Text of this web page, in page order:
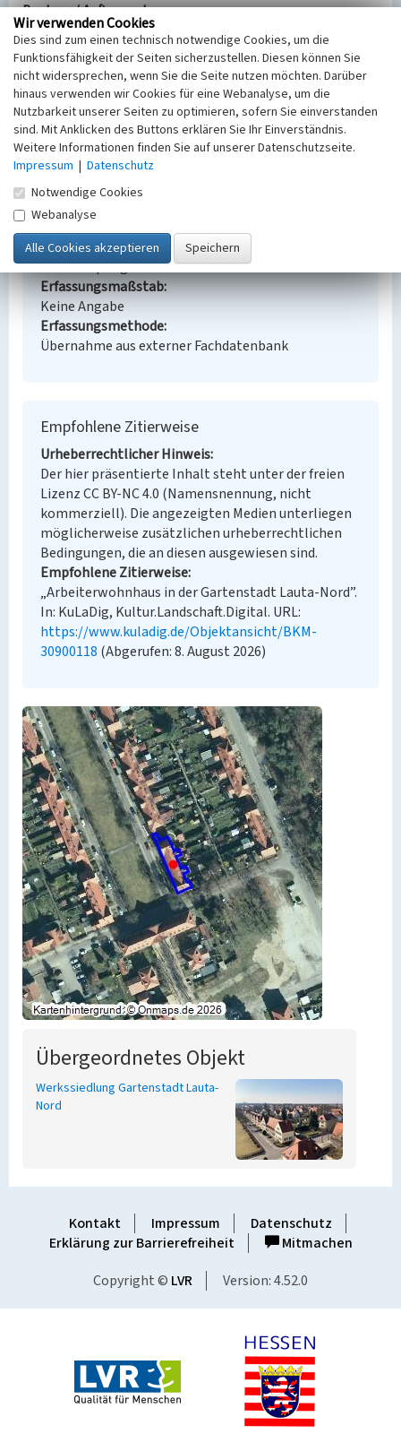
Bauherr / Auftraggeber:
--
BKM-Nummer:30900118
Arbeiterwohnhaus in der Gartenstadt Lauta-
Nord
Schlagwörter
Arbeiterwohnhaus
Ort
Lauta, Stadt
Fachsicht(en)
Denkmalpflege
Erfassungsmaßstab
Keine Angabe
Erfassungsmethode
Übernahme aus externer Fachdatenbank
Empfohlene Zitierweise
Urheberrechtlicher Hinweis
Der hier präsentierte Inhalt steht unter der freien
Lizenz CC BY-NC 4.0 (Namensnennung, nicht
kommerziell). Die angezeigten Medien unterliegen
möglicherweise zusätzlichen urheberrechtlichen
Bedingungen, die an diesen ausgewiesen sind.
Empfohlene Zitierweise
„Arbeiterwohnhaus in der Gartenstadt Lauta-Nord”.
In: KuLaDig, Kultur.Landschaft.Digital. URL:
https://www.kuladig.de/Objektansicht/BKM-
30900118 (Abgerufen: 8. August 2026)
Übergeordnetes Objekt
Werkssiedlung Gartenstadt Lauta-
Nord
Kontakt Impressum
Datenschutz
Erklärung zur Barrierefreiheit
Mitmachen
Copyright © LVR Version: 4.52.0
Wir verwenden Cookies
Dies sind zum einen technisch notwendige Cookies, um die
Funktionsfähigkeit der Seiten sicherzustellen. Diesen können Sie
nicht widersprechen, wenn Sie die Seite nutzen möchten. Darüber
hinaus verwenden wir Cookies für eine Webanalyse, um die
Nutzbarkeit unserer Seiten zu optimieren, sofern Sie einverstanden
sind. Mit Anklicken des Buttons erklären Sie Ihr Einverständnis.
Weitere Informationen finden Sie auf unserer Datenschutzseite.
Impressum | Datenschutz
Notwendige Cookies
Webanalyse